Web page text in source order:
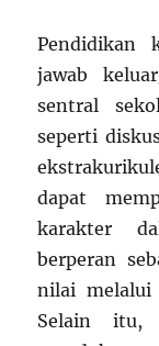
Pendidikan
jawab
sentral
seperti
dapat
karakter
berperan
nilai melalui
Selain itu,